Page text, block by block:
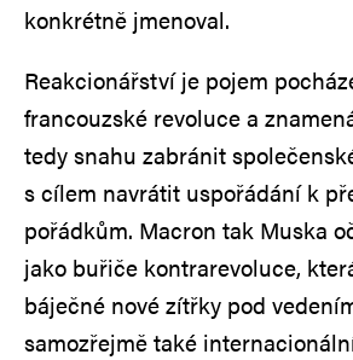
konkrétně jmenoval.
Reakcionářství je pojem
francouzské revoluce a
tedy snahu zabránit
s cílem navrátit uspořádání k
pořádkům. Macron tak Muska
jako buřiče kontrarevoluce,
báječné nové zítřky pod
samozřejmě také